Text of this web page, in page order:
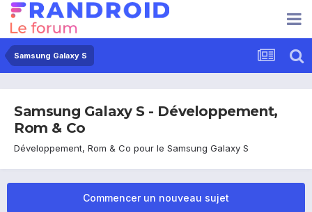
Samsung Galaxy S
Samsung Galaxy S - Développement,
Rom & Co
Développement, Rom & Co pour le Samsung Galaxy S
Commencer un nouveau sujet